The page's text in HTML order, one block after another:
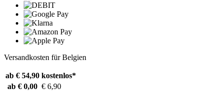
Versandkosten für Belgien
ab € 54,90 kostenlos*
ab € 0,00 € 6,90